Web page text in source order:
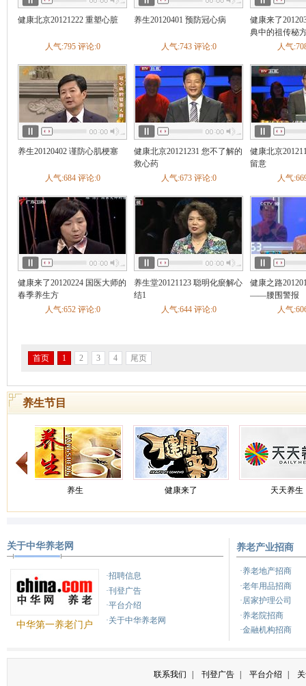
韧带损伤
踝部扭伤 成人先天性髋关节脱位 肩周炎 骨癌
类风湿性关节炎
骨纤维结构不良 筋膜炎 骨坏死
骨感染病
髋关节结核
髌
折
膝关节韧带损伤 趾骨骨折 胸腰椎骨折 抽筋
健康北京20121222 重塑心脏
人气:795 评论:0
养生20120401 预防冠心病
人气:743 评论:0
健康来了
典中的祖传秘
人气
养生20120402 谨防心肌梗塞
人气:684 评论:0
健康北京20121231 您不了解的
救心药
人气:673 评论:0
健康北京
留意
人气
健康来了20120224 国医大师的
春季养生方
人气:652 评论:0
养生堂20121123 聪明化瘀解心
结1
人气:644 评论:0
健康之路
——腰围警报
人气
首页 1 2 3 4 尾页
养生节目
健康来了 天天养生 养生
关于中华养老网
中华第一养老门户
·招聘信息
·刊登广告
·平台介绍
·关于中华养老网
养老产业招商
·养老地产招商
·老年用品招商
·居家护理公司
·养老院招商
·金融机构招商
联系我们 刊登广告 平台介绍